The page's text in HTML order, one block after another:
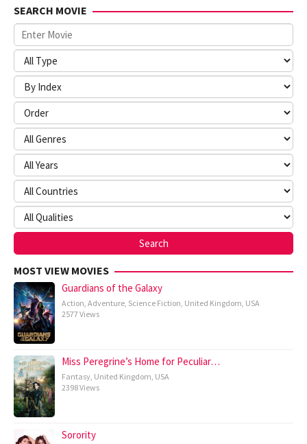
SEARCH MOVIE
MOST VIEW MOVIES
Guardians of the Galaxy
Action, Adventure, Science Fiction, United Kingdom, USA
2577 Views
Miss Peregrine’s Home for Peculiar…
Fantasy, United Kingdom, USA
2398 Views
Sorority